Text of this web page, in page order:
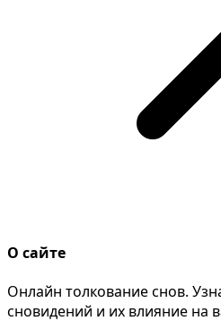
О сайте
Онлайн толкование снов.
сновидений и их влияние на